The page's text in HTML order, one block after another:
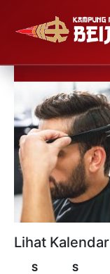
Lihat Kalendar
S S